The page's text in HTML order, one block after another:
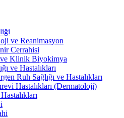
ve Reanimasyon
Cerrahisi
Klinik Biyokimya
ve Hastalıkları
Ruh Sağlığı ve Hastalıkları
Hastalıkları (Dermatoloji)